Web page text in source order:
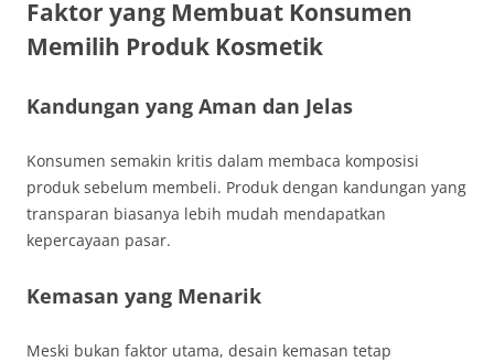
Faktor yang Membuat Konsumen
Memilih Produk Kosmetik
Kandungan yang Aman dan Jelas
Konsumen semakin kritis dalam membaca komposisi
produk sebelum membeli. Produk dengan kandungan yang
transparan biasanya lebih mudah mendapatkan
kepercayaan pasar.
Kemasan yang Menarik
Meski bukan faktor utama, desain kemasan tetap